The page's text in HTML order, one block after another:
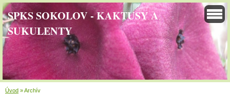
SPKS SOKOLOV - KAKTUSY A
SUKULENTY
Úvod »Archív